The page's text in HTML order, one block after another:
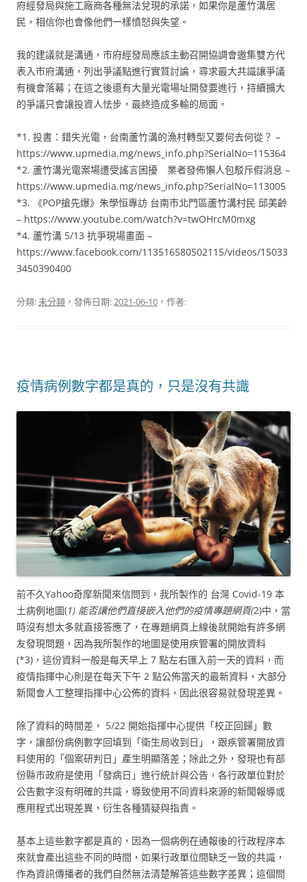
府經發局與施工廠商各種無法兌現的承諾，如果你是蘆竹溝居
民，相信你也會像他們一樣憤怒與失望。
我的建議就是溝通，市府經發局應該主動召開協調會邀集雙方代
表入市府溝通，列出爭議點進行實質討論，尋求最大共識讓爭議
有機會落幕；在這之後還有大量光電場址開發要進行，持續擴大
的爭議只會讓投資人怯步，最終造成多輸的局面。
*1. 投書：錯失光電，台南蘆竹溝的漁村轉型又要何去何從？ –
https://www.upmedia.mg/news_info.php?SerialNo=115364
*2. 蘆竹溝光電案場遭受謠言困擾 業者發佈懶人包駁斥假消息 –
https://www.upmedia.mg/news_info.php?SerialNo=113005
*3. 《POP搶先爆》朱學恒專訪 台南市北門區蘆竹溝村民 邱美齡
– https://www.youtube.com/watch?v=twOHrcM0mxg
*4. 蘆竹溝 5/13 抗爭現場畫面 –
https://www.facebook.com/113516580502115/videos/15033
3450390400
分類:未分類 ，發佈日期:2021-06-10 ，作者:
疫情病例數字都是真的，只是沒有共識
前不久Yahoo奇摩新聞來信問到，我所製作的 台灣 Covid-19 本
土病例地圖(1) 能否讓他們直接嵌入他們的疫情專題網頁(2)中，當
時沒有想太多就直接答應了，在專題網頁上線後就開始有許多網
友發現問題，因為我所製作的地圖是使用疾管署的開放資料
(*3)，這份資料一般是每天早上 7 點左右匯入前一天的資料，而
疫情指揮中心則是在每天下午 2 點公佈當天的最新資料，大部分
新聞會人工整理指揮中心公佈的資料，因此很容易就發現差異。
除了資料的時間差， 5/22 開始指揮中心提供「校正回歸」數
字，讓部份病例數字回填到「衛生局收到日」，跟疾管署開放資
料使用的「個案研判日」產生明顯落差；除此之外，發現也有部
份縣市政府是使用「發病日」進行統計與公告，各行政單位對於
公告數字沒有明確的共識，導致使用不同資料來源的新聞報導或
應用程式出現差異，衍生各種猜疑與指責。
基本上這些數字都是真的，因為一個病例在通報後的行政程序本
來就會產出這些不同的時間，如果行政單位間缺乏一致的共識，
作為資訊傳播者的我們自然無法清楚解答這些數字差異；這個問